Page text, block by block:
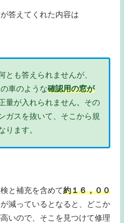
答えてくれた内容は
とも答えられませんが、
車のような確認用の窓が
量が入れられません。その
ガスを抜いて、そこから規
ります。
と補充を含めて約１６，００
減っているとなると、どこか
いので、そこを見つけて修理